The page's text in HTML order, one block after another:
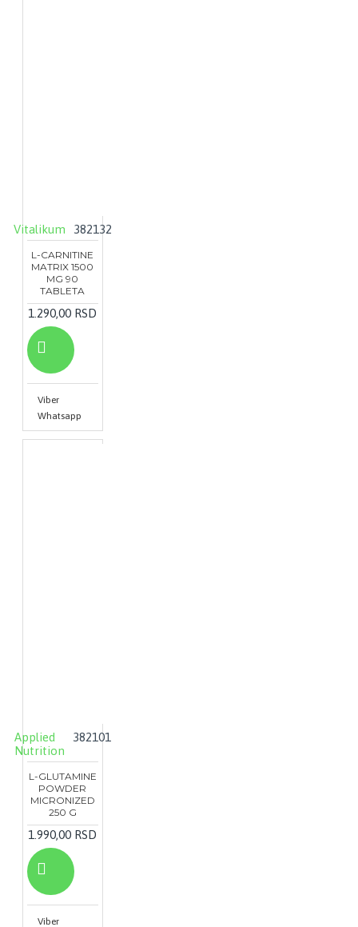
Vitalikum 382132
L-CARNITINE
MATRIX 1500
MG 90
TABLETA
1.290,00 RSD
Viber
Whatsapp
Applied
Nutrition
382101
L-GLUTAMINE
POWDER
MICRONIZED
250 G
1.990,00 RSD
Viber